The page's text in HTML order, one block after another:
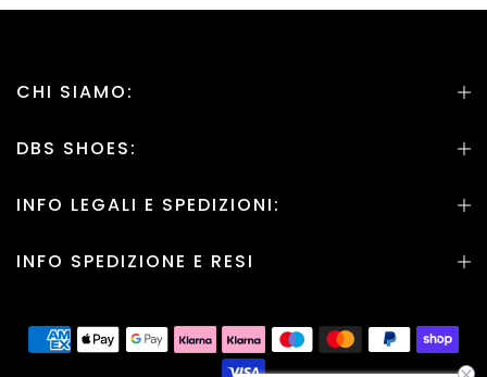
CHI SIAMO:
DBS SHOES:
INFO LEGALI E SPEDIZIONI:
INFO SPEDIZIONE E RESI